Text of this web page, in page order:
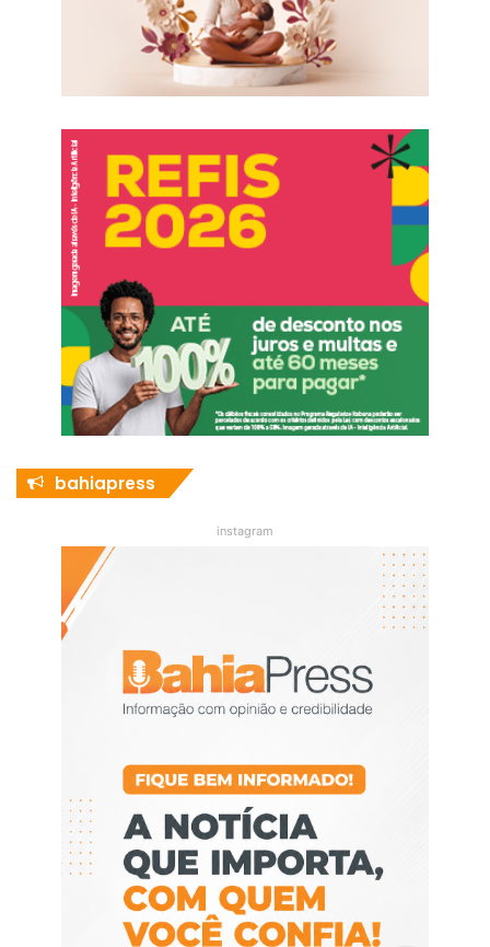
bahiapress
instagram